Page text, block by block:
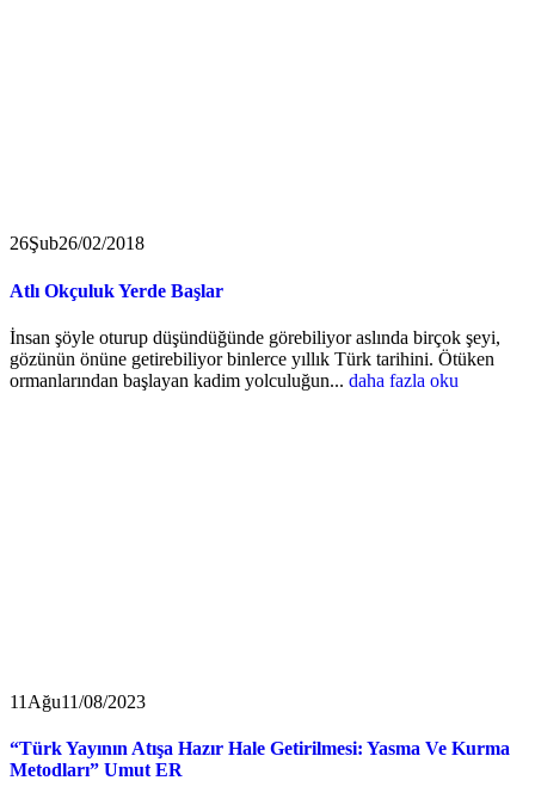
26Şub26/02/2018
Atlı Okçuluk Yerde Başlar
İnsan şöyle oturup düşündüğünde görebiliyor aslında birçok şeyi,
gözünün önüne getirebiliyor binlerce yıllık Türk tarihini. Ötüken
ormanlarından başlayan kadim yolculuğun... daha fazla oku
11 Ağu11/08/2023
“Türk Yayının Atışa Hazır Hale Getirilmesi: Yasma Ve Kurma
Metodları” Umut ER